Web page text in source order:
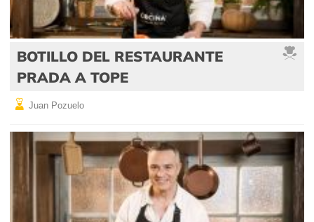
BOTILLO DEL RESTAURANTE
PRADA A TOPE
Juan Pozuelo